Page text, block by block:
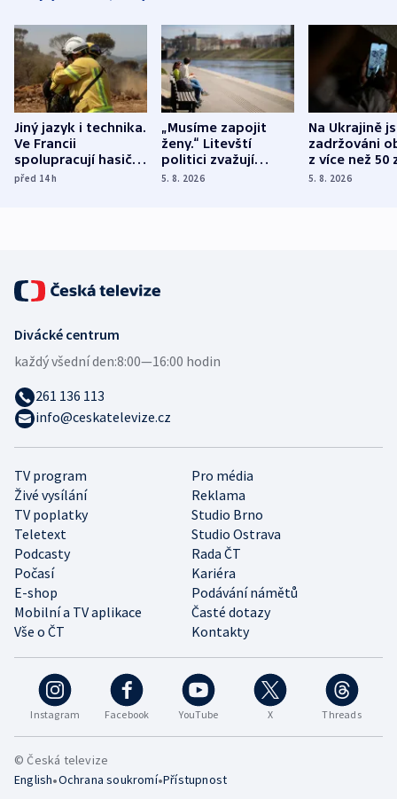
Jiný jazyk i technika.
Ve Francii
spolupracují hasiči z
různých zemí
před 14h
„Musíme zapojit
ženy.“ Litevští
politici zvažují
dohodu o
5. 8. 2026
Na Ukrajině
zadržováni
z více než 50
Bojovali na
5. 8. 2026
Instagram Facebook YouTube X Threads
TV program
Pro média
Živé vysílání
Reklama
TV poplatky
Studio Brno
Teletext
Studio Ostrava
Podcasty
Rada ČT
Počasí
Kariéra
E-shop
Podávání námětů
Mobilní a TV aplikace
Časté dotazy
Vše o ČT
Kontakty
Divácké centrum
každý všední den:8:00—16:00 hodin
261 136 113
info@ceskatelevize.cz
© Česká televize
English•Ochrana soukromí•Přístupnost